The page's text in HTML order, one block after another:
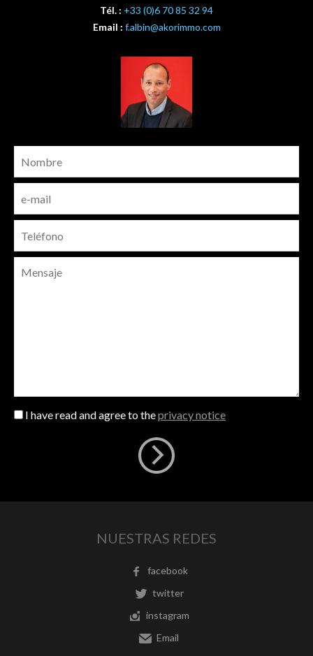
Tél. : +33 (0)6 70 85 32 94
Email : f.albin@akorimmo.com
I have read and agree to theprivacy notice
NUESTRAS REDES
facebook
twitter
instagram
Email